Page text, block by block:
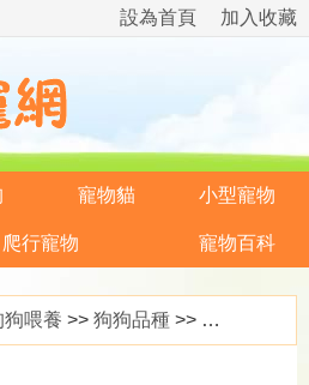
加入收藏
設為首頁
寵物貓 小型寵物
爬行寵物 寵物百科
狗喂養 >> 狗狗品種 >> 哪種狗狗最好養